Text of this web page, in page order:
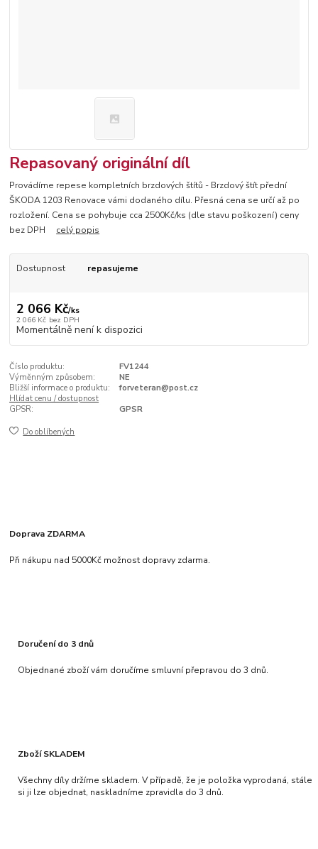
Repasovaný originální díl
Provádíme repese kompletních brzdových štítů - Brzdový štít přední
ŠKODA 1203 Renovace vámi dodaného dílu. Přesná cena se určí až po
rozložení. Cena se pohybuje cca 2500Kč/ks (dle stavu poškození) ceny
bez DPH celý popis
Dostupnost repasujeme
2 066 Kč/ks
2 066 Kč bez DPH
Momentálně není k dispozici
Číslo produktu:
FV1244
Výměnným způsobem:
NE
Bližší informace o produktu:
forveteran@post.cz
Hlídat cenu / dostupnost
GPSR:
GPSR
Do oblíbených
Doprava ZDARMA
Při nákupu nad 5000Kč možnost dopravy zdarma.
Doručení do 3 dnů
Objednané zboží vám doručíme smluvní přepravou do 3 dnů.
Zboží SKLADEM
Všechny díly držíme skladem. V případě, že je položka vyprodaná, stále
si ji lze objednat, naskladníme zpravidla do 3 dnů.